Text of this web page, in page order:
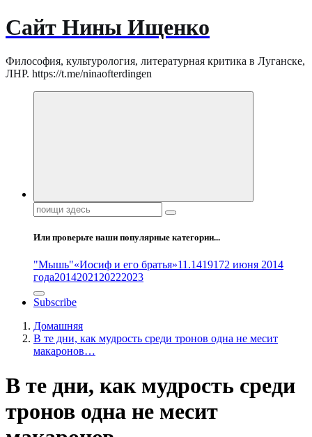
Сайт Нины Ищенко
Философия, культурология, литературная критика в Луганске,
ЛНР. https://t.me/ninaofterdingen
Поиск:
Или проверьте наши популярные категории...
"Мышь"«Иосиф и его братья»11.1419172 июня 2014
года2014202120222023
Subscribe
Домашняя
В те дни, как мудрость среди тронов одна не месит
макаронов…
В те дни, как мудрость среди
тронов одна не месит